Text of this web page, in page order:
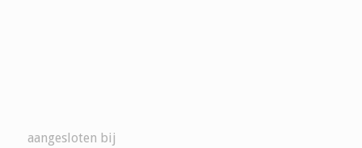
aangesloten bij